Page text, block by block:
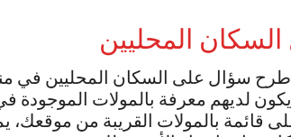
طرح سؤال على السكان المحليين في
يكون لديهم معرفة بالمولات
قائمة بالمولات القريبة من